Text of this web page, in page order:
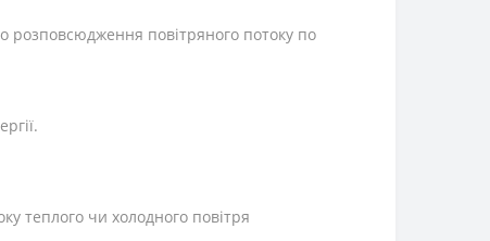
розповсюдження повітряного потоку по
теплого чи холодного повітря